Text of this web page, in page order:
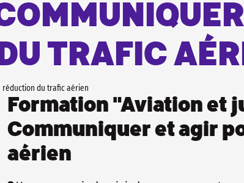
TRAFIC
Formation "Aviation et
Communiquer et agir
aérien